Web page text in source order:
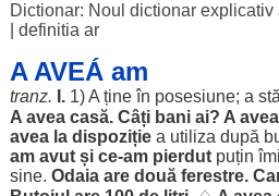
Dictionar: Noul dictionar
definitia ar
A AVEÁ am
tranz. I.1) A ține în posesiune; a
A avea casă. Câți baniai? A
avea la dispozițiea utiliza după
am avutși ce-am pierdut puțin îmi
sine. Odaiaare două ferestre.